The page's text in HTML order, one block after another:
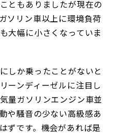
ともありましたが現在の
ソリン車以上に環境負荷
大幅に小さくなっていま
しか乗ったことがないと
ーンディーゼルに注目し
量ガソリンエンジン車並
や騒音の少ない高級感あ
ずです。機会があれば是